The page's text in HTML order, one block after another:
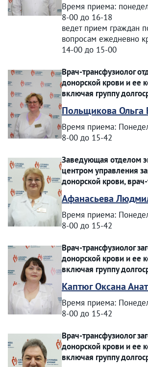
Время приема:
8-00 до 16-18
ведет прием граждан
вопросам ежедневно
14-00 до 15-00
Врач-трансфузиолог
донорской крови и ее
включая группу
Польщикова Ольга
Время приема:
8-00 до 15-42
Заведующая отделом
центром управления
донорской крови,
Афанасьева
Время приема:
8-00 до 15-42
Врач-трансфузиолог
донорской крови и ее
включая группу
Каптюг Оксана
Время приема:
8-00 до 15-42
Врач-трансфузиолог
донорской крови и ее
включая группу